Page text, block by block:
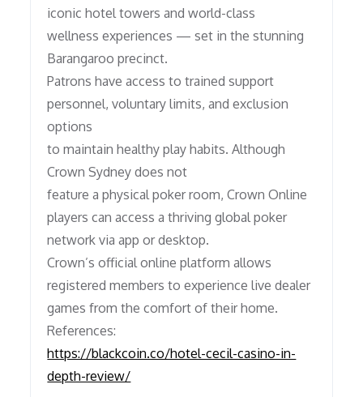
iconic hotel towers and world-class
wellness experiences — set in the stunning
Barangaroo precinct.
Patrons have access to trained support
personnel, voluntary limits, and exclusion
options
to maintain healthy play habits. Although
Crown Sydney does not
feature a physical poker room, Crown Online
players can access a thriving global poker
network via app or desktop.
Crown’s official online platform allows
registered members to experience live dealer
games from the comfort of their home.
References:
https://blackcoin.co/hotel-cecil-casino-in-
depth-review/